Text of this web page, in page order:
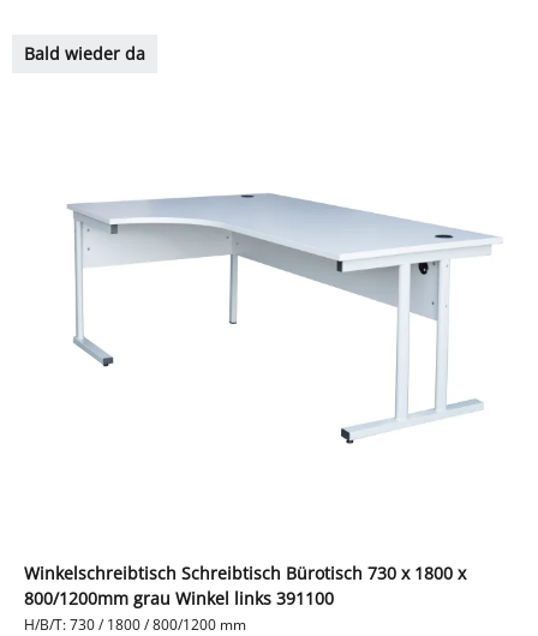
Bald wieder da
Winkelschreibtisch Schreibtisch Bürotisch 730 x 1800 x
800/1200mm grau Winkel links 391100
H/B/T: 730 / 1800 / 800/1200 mm